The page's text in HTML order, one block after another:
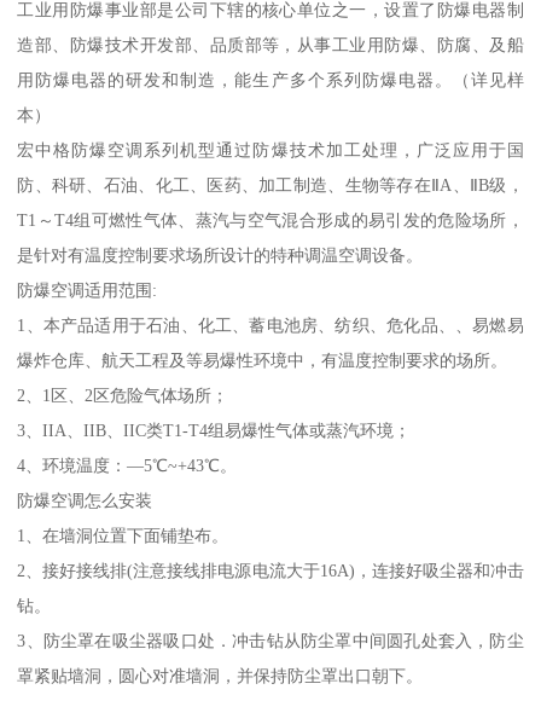
工业用防爆事业部是公司下辖的核心单位之一，设置了防爆电器制
造部、防爆技术开发部、品质部等，从事工业用防爆、防腐、及船
用防爆电器的研发和制造，能生产多个系列防爆电器。（详见样
本）
宏中格防爆空调系列机型通过防爆技术加工处理，广泛应用于国
防、科研、石油、化工、医药、加工制造、生物等存在ⅡA、ⅡB级，
T1～T4组可燃性气体、蒸汽与空气混合形成的易引发的危险场所，
是针对有温度控制要求场所设计的特种调温空调设备。
防爆空调适用范围:
1、本产品适用于石油、化工、蓄电池房、纺织、危化品、、易燃易
爆炸仓库、航天工程及等易爆性环境中，有温度控制要求的场所。
2、1区、2区危险气体场所；
3、IIA、IIB、IIC类T1-T4组易爆性气体或蒸汽环境；
4、环境温度：—5℃~+43℃。
防爆空调怎么安装
1、在墙洞位置下面铺垫布。
2、接好接线排(注意接线排电源电流大于16A)，连接好吸尘器和冲击
钻。
3、防尘罩在吸尘器吸口处．冲击钻从防尘罩中间圆孔处套入，防尘
罩紧贴墙洞，圆心对准墙洞，并保持防尘罩出口朝下。